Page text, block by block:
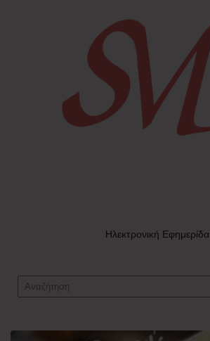
Ηλεκτρονική Εφημερίδα